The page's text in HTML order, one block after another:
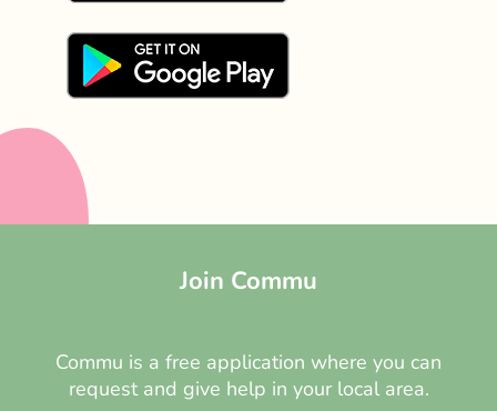
Join Commu
Commu is a free application where you can
request and give help in your local area.